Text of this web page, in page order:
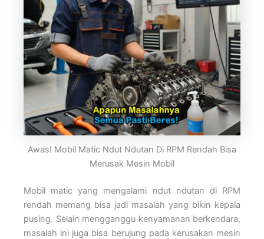
Awas! Mobil Matic Ndut Ndutan Di RPM Rendah Bisa
Merusak Mesin Mobil
Mobil matic yang mengalami ndut ndutan di RPM
rendah memang bisa jadi masalah yang bikin kepala
pusing. Selain mengganggu kenyamanan berkendara,
masalah ini juga bisa berujung pada kerusakan mesin